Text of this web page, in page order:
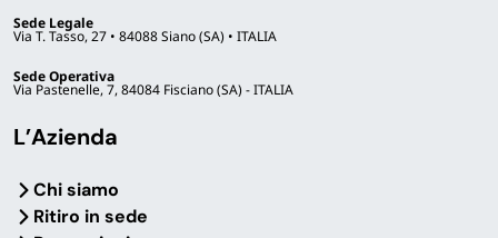
Sede Legale
Via T. Tasso, 27 • 84088 Siano (SA) • ITALIA
Sede Operativa
Via Pastenelle, 7, 84084 Fisciano (SA) - ITALIA
L’Azienda
Chi siamo
Ritiro in sede